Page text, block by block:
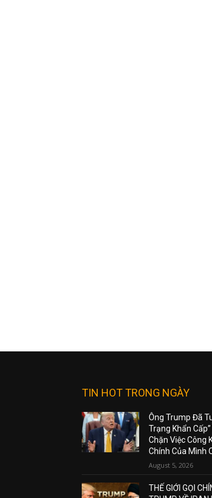
TIN HOT TRONG NGÀY
Ông Trump Đã
Trạng Khẩn
Chặn Việc Công
Chính Của Mình
August 5, 2026
THẾ GIỚI GỌI